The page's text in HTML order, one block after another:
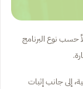
حسب نوع البرنامج
إلى جانب إثبات